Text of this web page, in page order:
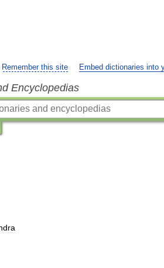
Remember this site Embed dictionaries into
Encyclopedias